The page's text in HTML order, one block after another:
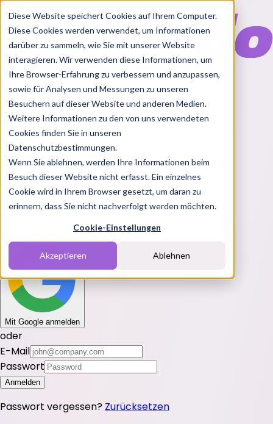
Diese Website speichert Cookies auf Ihrem Computer.
Diese Cookies werden verwendet, um Informationen
darüber zu sammeln, wie Sie mit unserer Website
interagieren. Wir verwenden diese Informationen, um
Ihre Browser-Erfahrung zu verbessern und anzupassen,
sowie für Analysen und Messungen zu unseren
Besuchern auf dieser Website und anderen Medien.
Weitere Informationen zu den von uns verwendeten
Cookies finden Sie in unseren
Datenschutzbestimmungen.
Wenn Sie ablehnen, werden Ihre Informationen beim
Besuch dieser Website nicht erfasst. Ein einzelnes
Cookie wird in Ihrem Browser gesetzt, um daran zu
erinnern, dass Sie nicht nachverfolgt werden möchten.
Cookie-Einstellungen
Akzeptieren Ablehnen
Features
Solutions
BlogChartsRabatt CodesPakete
Login
Melde dich bei Nindo an
Du hast noch keinen Account?
Mit Google anmelden
oder
E-Mail
Passwort
Anmelden
Passwort vergessen? Zurücksetzen